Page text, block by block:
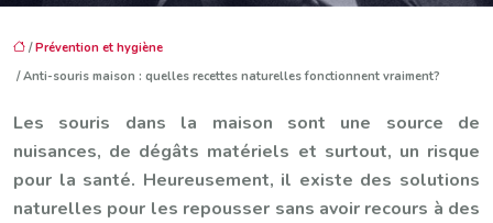
/Prévention et hygiène
/ Anti-souris maison : quelles recettes naturelles fonctionnent vraiment?
Les souris dans la maison sont une source de
nuisances, de dégâts matériels et surtout, un risque
pour la santé. Heureusement, il existe des solutions
naturelles pour les repousser sans avoir recours à des